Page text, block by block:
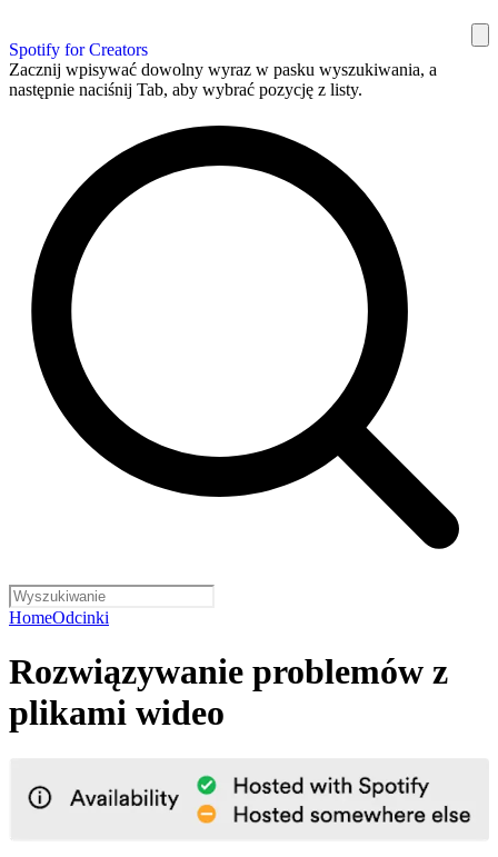
Spotify for Creators
Zacznij wpisywać dowolny wyraz w pasku wyszukiwania, a
następnie naciśnij Tab, aby wybrać pozycję z listy.
HomeOdcinki
Rozwiązywanie problemów z
plikami wideo